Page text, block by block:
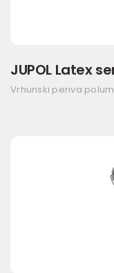
JUPOL Latex
Vrhunski periva